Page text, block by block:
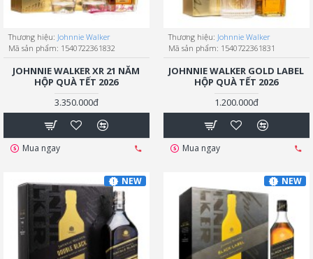
Thương hiệu: Johnnie Walker
Mã sản phẩm: 1540722361832
JOHNNIE WALKER XR 21 NĂM
HỘP QUÀ TẾT 2026
3.350.000đ
Mua ngay
Thương hiệu: Johnnie Walker
Mã sản phẩm: 1540722361831
JOHNNIE WALKER GOLD LABEL
HỘP QUÀ TẾT 2026
1.200.000đ
Mua ngay
NEW NEW